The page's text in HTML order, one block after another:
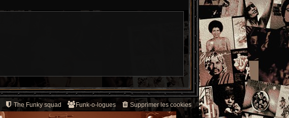
Supprimer les cookies
Funk-o-logues
The Funky squad